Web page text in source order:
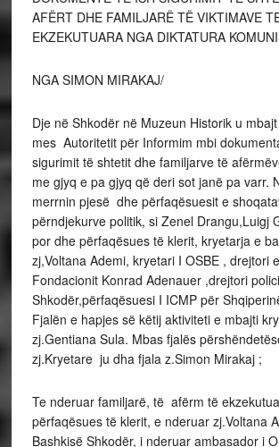
AFËRT DHE FAMILJARË TË VIKTIMAVE
EKZEKUTUARA NGA DIKTATURA
NGA SIMON MIRAKAJ/
Dje në Shkodër në Muzeun Historik u
mes Autoritetit për Informim mbi
sigurimit të shtetit dhe familjarve të
me gjyq e pa gjyq që deri sot janë pa varr.
merrnin pjesë dhe përfaqësuesit e
përndjekurve politik, si Zenel Drangu,Luigj
por dhe përfaqësues të klerit, kryetarja e
zj,Voltana Ademi, kryetari I OSBE , drejtori
Fondacionit Konrad Adenauer ,drejtori
Shkodër,përfaqësuesi I ICMP për
Fjalën e hapjes së këtij aktiviteti e mbajti
zj.Gentiana Sula. Mbas fjalës
zj.Kryetare ju dha fjala z.Simon Mirakaj ;
Te nderuar familjarë, të afërm të
përfaqësues të klerit, e nderuar zj.Voltana
Bashkisë Shkodër, i nderuar ambasador i